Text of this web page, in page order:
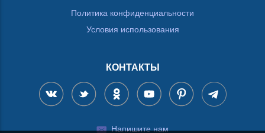
Политика конфиденциальности
Условия использования
КОНТАКТЫ
Напишите нам